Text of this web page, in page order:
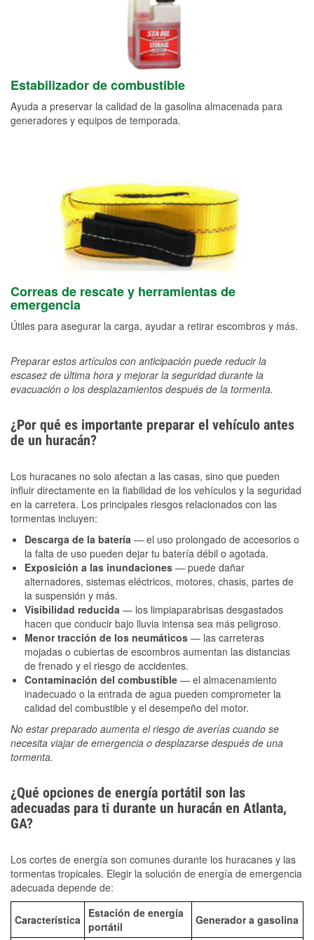
Estabilizador de combustible
Ayuda a preservar la calidad de la gasolina almacenada para
generadores y equipos de temporada.
Correas de rescate y herramientas de
emergencia
Útiles para asegurar la carga, ayudar a retirar escombros y más.
Preparar estos artículos con anticipación puede reducir la
escasez de última hora y mejorar la seguridad durante la
evacuación o los desplazamientos después de la tormenta.
¿Por qué es importante preparar el vehículo antes
de un huracán?
Los huracanes no solo afectan a las casas, sino que pueden
influir directamente en la fiabilidad de los vehículos y la seguridad
en la carretera. Los principales riesgos relacionados con las
tormentas incluyen:
Descarga de la batería — el uso prolongado de accesorios o
la falta de uso pueden dejar tu batería débil o agotada.
Exposición a las inundaciones — puede dañar
alternadores, sistemas eléctricos, motores, chasis, partes de
la suspensión y más.
Visibilidad reducida — los limpiaparabrisas desgastados
hacen que conducir bajo lluvia intensa sea más peligroso.
Menor tracción de los neumáticos — las carreteras
mojadas o cubiertas de escombros aumentan las distancias
de frenado y el riesgo de accidentes.
Contaminación del combustible — el almacenamiento
inadecuado o la entrada de agua pueden comprometer la
calidad del combustible y el desempeño del motor.
No estar preparado aumenta el riesgo de averías cuando se
necesita viajar de emergencia o desplazarse después de una
tormenta.
¿Qué opciones de energía portátil son las
adecuadas para ti durante un huracán en Atlanta,
GA?
Los cortes de energía son comunes durante los huracanes y las
tormentas tropicales. Elegir la solución de energía de emergencia
adecuada depende de:
Característica
Estación de energía
portátil
Generador a gasolina